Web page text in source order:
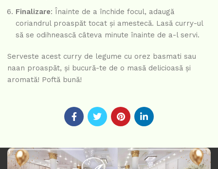
Finalizare: Înainte de a închide focul, adaugă
coriandrul proaspăt tocat și amestecă. Lasă curry-ul
să se odihnească câteva minute înainte de a-l servi.
Serveste acest curry de legume cu orez basmati sau
naan proaspăt, și bucură-te de o masă delicioasă și
aromată! Poftă bună!